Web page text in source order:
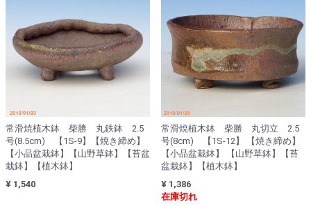
常滑焼植木鉢 柴勝 丸鉄鉢 2.5
号(8.5cm) 【1S-9】【焼き締め】
【小品盆栽鉢】【山野草鉢】【苔盆
栽鉢】【植木鉢】
¥ 1,540
常滑焼植木鉢 柴勝 丸切立 2.5
号(8cm) 【1S-12】 【焼き締め】
【小品盆栽鉢】 【山野草鉢】【苔
盆栽鉢】【植木鉢】
¥ 1,386
在庫切れ